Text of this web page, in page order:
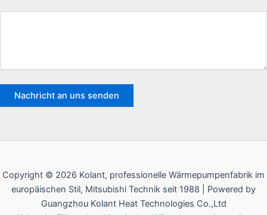
Copyright © 2026 Kolant, professionelle Wärmepumpenfabrik im
europäischen Stil, Mitsubishi Technik seit 1988 | Powered by
Guangzhou Kolant Heat Technologies Co.,Ltd